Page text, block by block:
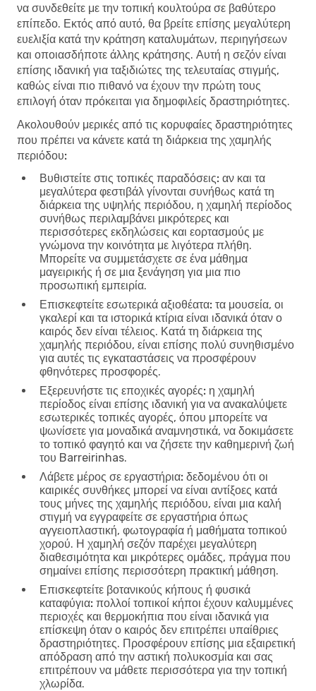
να συνδεθείτε με την τοπική κουλτούρα σε βαθύτερο
επίπεδο. Εκτός από αυτό, θα βρείτε επίσης μεγαλύτερη
ευελιξία κατά την κράτηση καταλυμάτων, περιηγήσεων
και οποιασδήποτε άλλης κράτησης. Αυτή η σεζόν είναι
επίσης ιδανική για ταξιδιώτες της τελευταίας στιγμής,
καθώς είναι πιο πιθανό να έχουν την πρώτη τους
επιλογή όταν πρόκειται για δημοφιλείς δραστηριότητες.
Ακολουθούν μερικές από τις κορυφαίες δραστηριότητες
που πρέπει να κάνετε κατά τη διάρκεια της χαμηλής
περιόδου:
Βυθιστείτε στις τοπικές παραδόσεις: αν και τα
μεγαλύτερα φεστιβάλ γίνονται συνήθως κατά τη
διάρκεια της υψηλής περιόδου, η χαμηλή περίοδος
συνήθως περιλαμβάνει μικρότερες και
περισσότερες εκδηλώσεις και εορτασμούς με
γνώμονα την κοινότητα με λιγότερα πλήθη.
Μπορείτε να συμμετάσχετε σε ένα μάθημα
μαγειρικής ή σε μια ξενάγηση για μια πιο
προσωπική εμπειρία.
Επισκεφτείτε εσωτερικά αξιοθέατα: τα μουσεία, οι
γκαλερί και τα ιστορικά κτίρια είναι ιδανικά όταν ο
καιρός δεν είναι τέλειος. Κατά τη διάρκεια της
χαμηλής περιόδου, είναι επίσης πολύ συνηθισμένο
για αυτές τις εγκαταστάσεις να προσφέρουν
φθηνότερες προσφορές.
Εξερευνήστε τις εποχικές αγορές: η χαμηλή
περίοδος είναι επίσης ιδανική για να ανακαλύψετε
εσωτερικές τοπικές αγορές, όπου μπορείτε να
ψωνίσετε για μοναδικά αναμνηστικά, να δοκιμάσετε
το τοπικό φαγητό και να ζήσετε την καθημερινή ζωή
του Barreirinhas.
Λάβετε μέρος σε εργαστήρια: δεδομένου ότι οι
καιρικές συνθήκες μπορεί να είναι αντίξοες κατά
τους μήνες της χαμηλής περιόδου, είναι μια καλή
στιγμή να εγγραφείτε σε εργαστήρια όπως
αγγειοπλαστική, φωτογραφία ή μαθήματα τοπικού
χορού. Η χαμηλή σεζόν παρέχει μεγαλύτερη
διαθεσιμότητα και μικρότερες ομάδες, πράγμα που
σημαίνει επίσης περισσότερη πρακτική μάθηση.
Επισκεφτείτε βοτανικούς κήπους ή φυσικά
καταφύγια: πολλοί τοπικοί κήποι έχουν καλυμμένες
περιοχές και θερμοκήπια που είναι ιδανικά για
επίσκεψη όταν ο καιρός δεν επιτρέπει υπαίθριες
δραστηριότητες. Προσφέρουν επίσης μια εξαιρετική
απόδραση από την αστική πολυκοσμία και σας
επιτρέπουν να μάθετε περισσότερα για την τοπική
χλωρίδα.